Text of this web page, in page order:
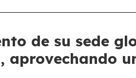
de su sede
aprovechando